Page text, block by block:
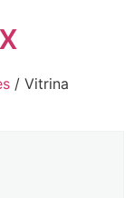
/ Vitrina